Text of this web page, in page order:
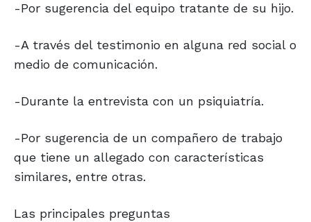
-Por sugerencia del equipo tratante de su hijo.
-A través del testimonio en alguna red social o
medio de comunicación.
-Durante la entrevista con un psiquiatría.
-Por sugerencia de un compañero de trabajo
que tiene un allegado con características
similares, entre otras.
Las principales preguntas